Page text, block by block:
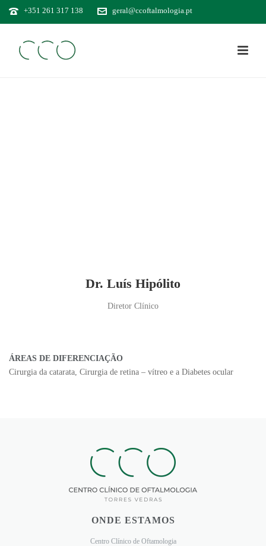
+351 261 317 138 geral@ccoftalmologia.pt
Dr. Luís Hipólito
Diretor Clínico
ÁREAS DE DIFERENCIAÇÃO
Cirurgia da catarata, Cirurgia de retina – vítreo e a Diabetes ocular
ONDE ESTAMOS
Centro Clínico de Oftamologia